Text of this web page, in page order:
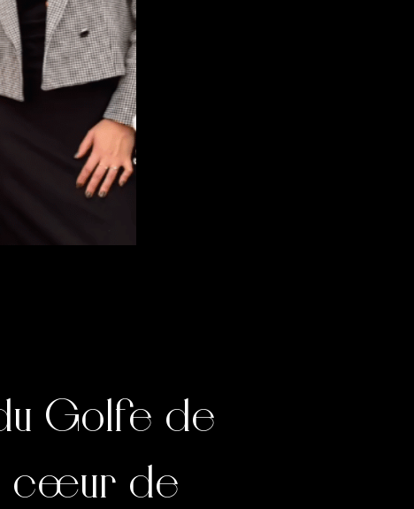
Golfe de
cœur de